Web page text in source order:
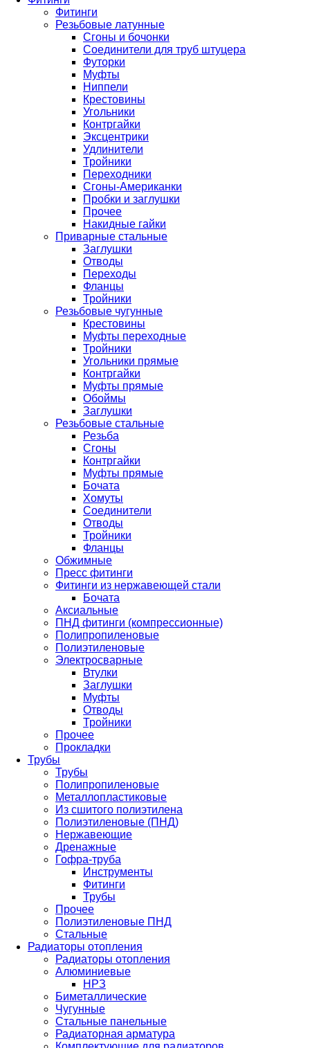
Фитинги
Резьбовые латунные
Сгоны и бочонки
Соединители для труб штуцера
Футорки
Муфты
Ниппели
Крестовины
Угольники
Контргайки
Эксцентрики
Удлинители
Тройники
Переходники
Сгоны-Американки
Пробки и заглушки
Прочее
Накидные гайки
Приварные стальные
Заглушки
Отводы
Переходы
Фланцы
Тройники
Резьбовые чугунные
Крестовины
Муфты переходные
Тройники
Угольники прямые
Контргайки
Муфты прямые
Обоймы
Заглушки
Резьбовые стальные
Резьба
Сгоны
Контргайки
Муфты прямые
Бочата
Хомуты
Соединители
Отводы
Тройники
Фланцы
Обжимные
Пресс фитинги
Фитинги из нержавеющей стали
Бочата
Аксиальные
ПНД фитинги (компрессионные)
Полипропиленовые
Полиэтиленовые
Электросварные
Втулки
Заглушки
Муфты
Отводы
Тройники
Прочее
Прокладки
Трубы
Трубы
Полипропиленовые
Металлопластиковые
Из сшитого полиэтилена
Полиэтиленовые (ПНД)
Нержавеющие
Дренажные
Гофра-труба
Инструменты
Фитинги
Трубы
Прочее
Полиэтиленовые ПНД
Стальные
Радиаторы отопления
Радиаторы отопления
Алюминиевые
НРЗ
Биметаллические
Чугунные
Стальные панельные
Радиаторная арматура